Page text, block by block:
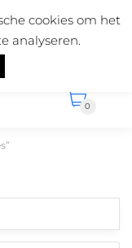
(0)6 5124 1984
0
cookies om het
analyseren.